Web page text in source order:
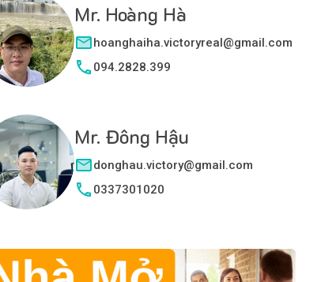
Mr. Hoàng Hà
hoanghaiha.victoryreal@gmail.com
094.2828.399
Mr. Đông Hậu
donghau.victory@gmail.com
0337301020